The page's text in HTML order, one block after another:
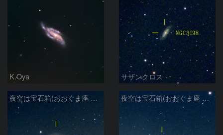
K.Oya サザンクロス
夜空は宝石箱(おおぐま座 M109) Seestar50 夜空は宝石箱(おおぐま座 M108) Seestar50